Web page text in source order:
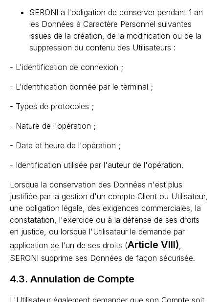
SERONI a l'obligation de conserver pendant 1 an
les Données à Caractère Personnel suivantes
issues de la création, de la modification ou de la
suppression du contenu des Utilisateurs :
- L'identification de connexion ;
- L'identification donnée par le terminal ;
- Types de protocoles ;
- Nature de l'opération ;
- Date et heure de l'opération ;
- Identification utilisée par l'auteur de l'opération.
Lorsque la conservation des Données n'est plus
justifiée par la gestion d'un compte Client ou Utilisateur,
une obligation légale, des exigences commerciales, la
constatation, l'exercice ou à la défense de ses droits
en justice, ou lorsque l'Utilisateur le demande par
application de l'un de ses droits (Article VIII),
SERONI supprime ses Données de façon sécurisée.
4.3. Annulation de Compte
L'Utilisateur également demander que son Compte soit